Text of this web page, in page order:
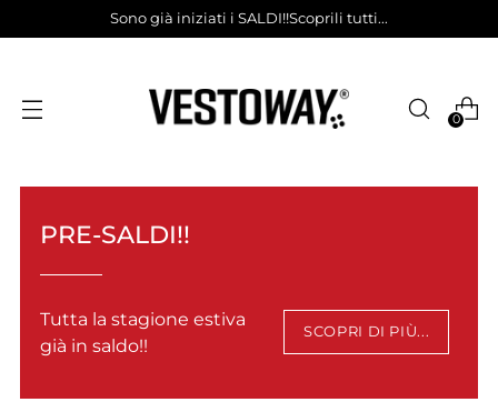
Sono già iniziati i SALDI!!Scoprili tutti...
0
PRE-SALDI!!
Tutta la stagione estiva
già in saldo!!
SCOPRI DI PIÙ...